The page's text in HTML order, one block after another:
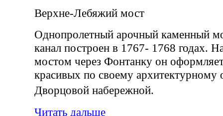
Верхне-Лебяжий мост
Однопролетный арочный каменный
канал построен в 1767- 1768 годах.
мостом через Фонтанку он
красивых по своему архитектурному
Дворцовой набережной.
Читать дальше